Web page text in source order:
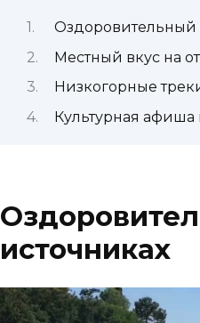
Оздоровительный
Местный вкус на
Низкогорные
Культурная афиша
источниках